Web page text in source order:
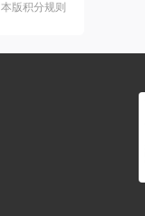
本版积分规则